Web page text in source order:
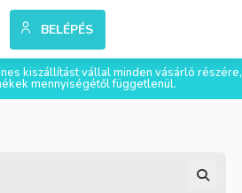
BELÉPÉS
kiszállítást vállal minden vásárló részére,
mennyiségétől függetlenül.